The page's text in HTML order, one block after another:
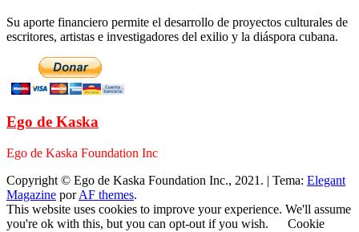
Su aporte financiero permite el desarrollo de proyectos culturales de
escritores, artistas e investigadores del exilio y la diáspora cubana.
Ego de Kaska
Ego de Kaska Foundation Inc
Copyright © Ego de Kaska Foundation Inc., 2021. | Tema: Elegant
Magazine porAF themes.
This website uses cookies to improve your experience. We'll assume
you're ok with this, but you can opt-out if you wish.
Cookie